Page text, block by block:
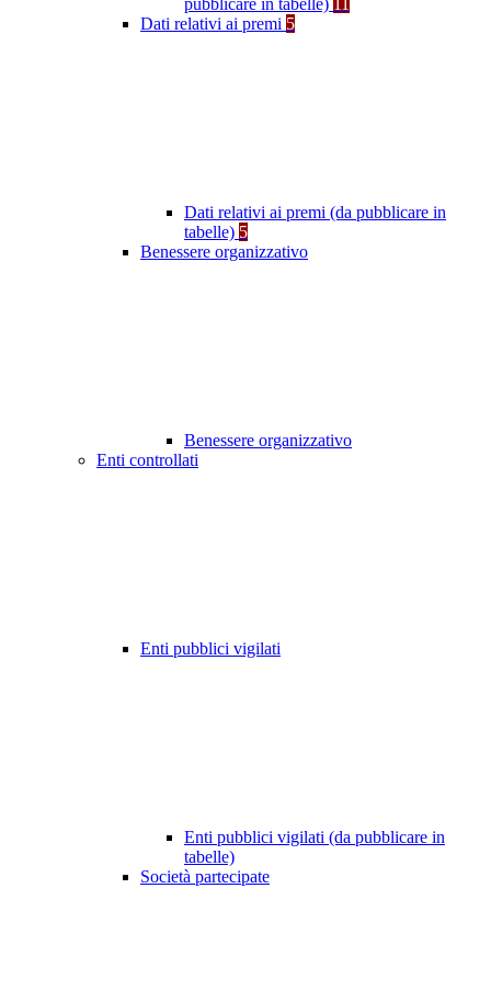
pubblicare in tabelle)
Dati relativi ai premi 5
Dati relativi ai premi (da pubblicare in
tabelle) 5
Benessere organizzativo
Benessere organizzativo
Enti controllati
Enti pubblici vigilati
Enti pubblici vigilati (da pubblicare in
tabelle)
Società partecipate